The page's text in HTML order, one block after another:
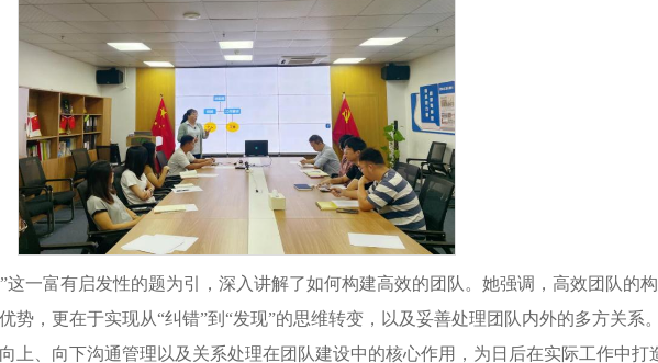
这一富有启发性的题为引，深入讲解了如何构建高效的团队。她强调，高效团队的
势，更在于实现从“纠错”到“发现”的思维转变，以及妥善处理团队内外的多方关系
上、向下沟通管理以及关系处理在团队建设中的核心作用，为日后在实际工作中打